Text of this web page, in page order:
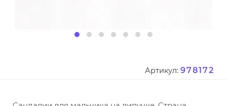
Артикул: 978172